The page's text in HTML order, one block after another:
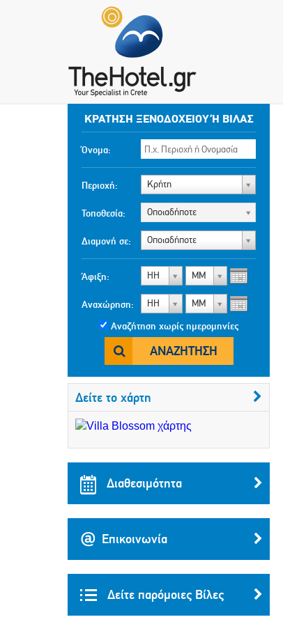
ΚΡΆΤΗΣΗ ΞΕΝΟΔΟΧΕΊΟΥ Ή ΒΊΛΑΣ
Όνομα:
Περιοχή: Κρήτη
Τοποθεσία: Οποιαδήποτε
Διαμονή σε: Οποιαδήποτε
Άφιξη: ΗΗ ΜΜ
Αναχώρηση: ΗΗ ΜΜ
Αναζήτηση χωρίς ημερομηνίες
ΑΝΑΖΉΤΗΣΗ
Δείτε το χάρτη
Διαθεσιμότητα
Επικοινωνία
Δείτε παρόμοιες Βίλες